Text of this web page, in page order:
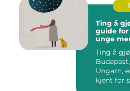
Ting å
guide
unge
Ting å
Ungarn,
kjent for